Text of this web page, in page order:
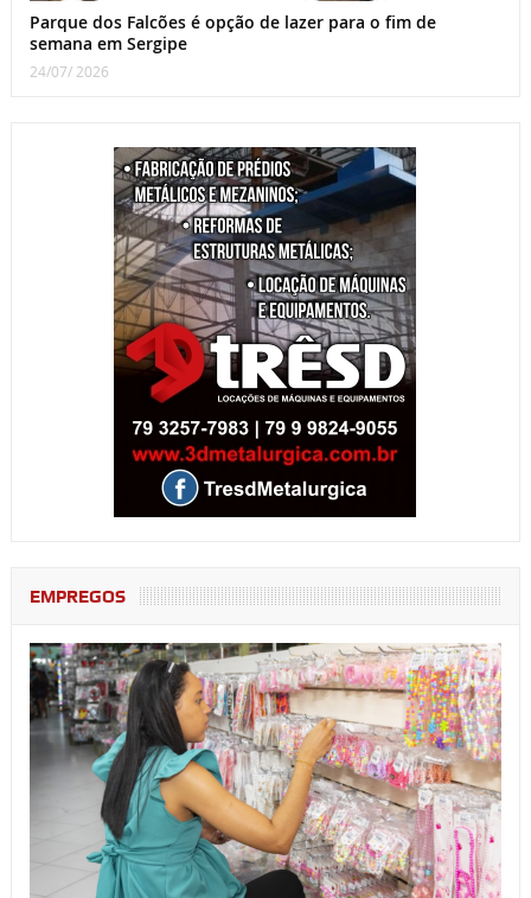
Parque dos Falcões é opção de lazer para o fim de
semana em Sergipe
24/07/ 2026
EMPREGOS